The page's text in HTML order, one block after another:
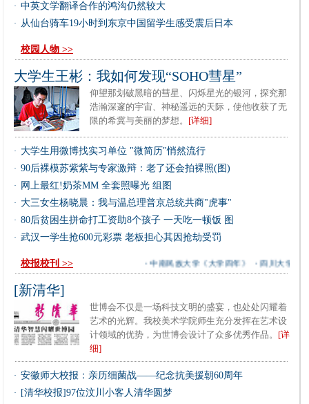
· 中英文学翻译合作的鸿沟仍然较大
· 从仙台骑车19小时到东京中国留学生感受震后日本
校园人物 >>
大学生王彬：我如何发现“SOHO彗星”
仰望那划破黑暗的彗星、闪烁星光的银河，探究那
浩瀚深邃的宇宙、神秘遥远的天际，使他收获了无
限的希冀与美丽的梦想。 [详细]
· 大学生用微博找实习单位 "微简历"悄然流行
· 90后裸模苏紫紫与专家激辩：老了还会拍裸照(图)
· 网上最红!奶茶MM 全套照曝光 组图
· 大三女生杨晓晨：我与温总理普京总统共商"虎事"
· 80后贫困生拼命打工资助8个孩子 一天吃一顿饭 图
· 武汉一学生抢600元彩票 老板担心其因抢劫受罚
校报校刊 >> 中南民族大学《大学四年》 ・ 四川大学《川
[新清华]
世博会不仅是一场科技文明的盛宴，也处处闪耀着
艺术的光辉。我校美术学院师生充分发挥在艺术设
计领域的优势，为世博会设计了众多优秀作品。 [详
细]
· 安徽师大校报：亲历细菌战——纪念抗美援朝60周年
· [清华校报]97位汶川小客人清华圆梦